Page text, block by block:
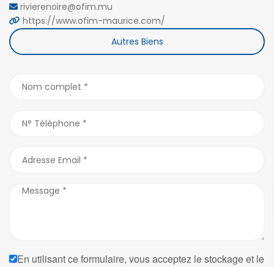
rivierenoire@ofim.mu
https://www.ofim-maurice.com/
Autres Biens
En utilisant ce formulaire, vous acceptez le stockage et le